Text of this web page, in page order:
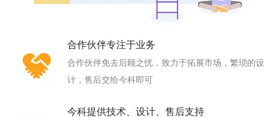
合作伙伴专注于业务
合作伙伴免去后顾之忧，致力于拓展市场，繁琐的设
计，售后交给今科即可
今科提供技术、设计、售后支持